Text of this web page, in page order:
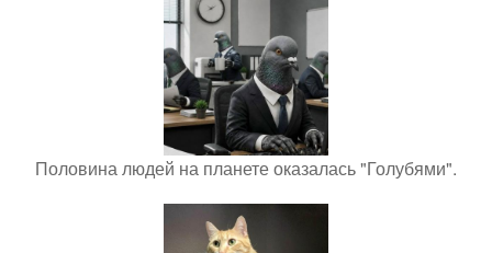
Половина людей на планете оказалась "Голубями".